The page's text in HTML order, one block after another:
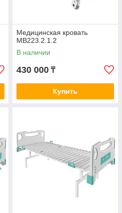
Медицинская кровать
MB223.2.1.2
В наличии
430 000 ₸
Купить